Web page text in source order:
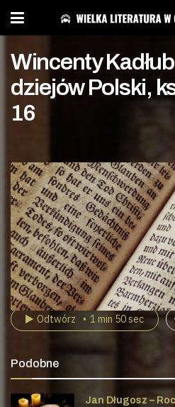
Wincenty
dziejów Polski,
16
Odtwórz 1 min 50 sec
Podobne
Jan Długosz –